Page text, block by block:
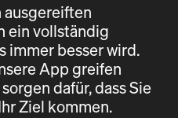
ausgereiften
ein vollständig
immer besser wird.
App greifen
dafür, dass Sie
Ziel kommen.